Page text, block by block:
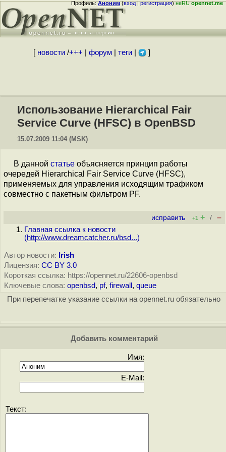
Профиль:Аноним(вход|регистрация)неRUopennet.me
[ новости/+++ форум| теги| ]
Использование Hierarchical Fair
Service Curve (HFSC) в OpenBSD
15.07.2009 11:04 (MSK)
В данной статье объясняется принцип работы
очередей Hierarchical Fair Service Curve (HFSC),
применяемых для управления исходящим трафиком
совместно с пакетным фильтром PF.
исправить +1 + / –
Главная ссылка к новости
(http://www.dreamcatcher.ru/bsd...)
Автор новости:
Irish
Лицензия: CC BY 3.0
Короткая ссылка: https://opennet.ru/22606-openbsd
Ключевые слова: openbsd, pf, firewall , queue
При перепечатке указание ссылки на opennet.ru обязательно
Добавить комментарий
Имя:
E-Mail:
Текст: